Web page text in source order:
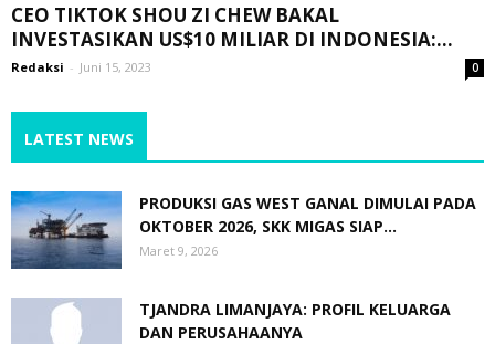
CEO TIKTOK SHOU ZI CHEW BAKAL
INVESTASIKAN US$10 MILIAR DI INDONESIA:...
Redaksi - Juni 15, 2023 0
LATEST NEWS
PRODUKSI GAS WEST GANAL DIMULAI PADA
OKTOBER 2026, SKK MIGAS SIAP...
Maret 9, 2026
TJANDRA LIMANJAYA: PROFIL KELUARGA
DAN PERUSAHAANYA